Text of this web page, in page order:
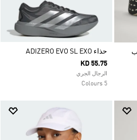
حذاء ADIZERO EVO SL EXO
KD 55.75
الرجال الجري
5 Colours